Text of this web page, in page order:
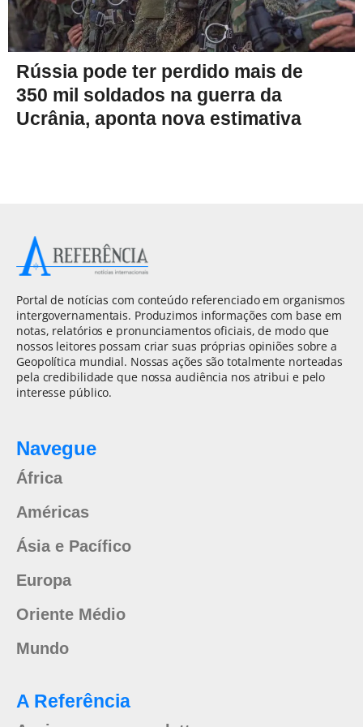
Rússia pode ter perdido mais de
350 mil soldados na guerra da
Ucrânia, aponta nova estimativa
Portal de notícias com conteúdo referenciado em organismos
intergovernamentais. Produzimos informações com base em
notas, relatórios e pronunciamentos oficiais, de modo que
nossos leitores possam criar suas próprias opiniões sobre a
Geopolítica mundial. Nossas ações são totalmente norteadas
pela credibilidade que nossa audiência nos atribui e pelo
interesse público.
Navegue
África
Américas
Ásia e Pacífico
Europa
Oriente Médio
Mundo
A Referência